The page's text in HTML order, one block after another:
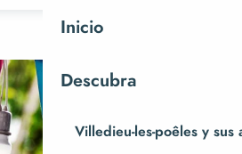
Inicio
Descubra
Villedieu-les-poêles y sus